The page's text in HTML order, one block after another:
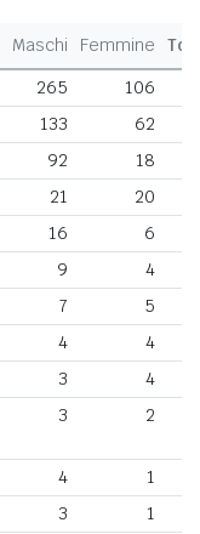
Maschi Femmine
265 106
133 62
92 18
21
20
16
6
9
4
7
5
4
4
3
4
3 2
4
1
3
1